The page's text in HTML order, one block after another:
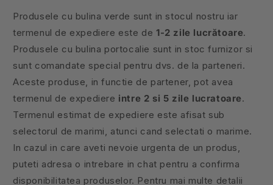
Produsele cu bulina verde sunt in stocul nostru iar
termenul de expediere este de1-2 zile lucrătoare.
Produsele cu bulina portocalie sunt in stoc furnizor si
sunt comandate special pentru dvs. de la parteneri.
Aceste produse, in functie de partener, pot avea
termenul de expediere intre 2 si 5 zile lucratoare.
Termenul estimat de expediere este afisat sub
selectorul de marimi, atunci cand selectati o marime.
In cazul in care aveti nevoie urgenta de un produs,
puteti adresa o intrebare in chat pentru a confirma
disponibilitatea produselor. Pentru mai multe detalii